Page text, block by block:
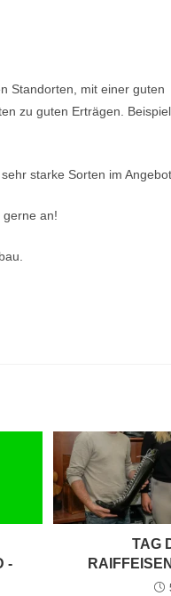
Standorten, mit einer guten
zu guten Erträgen.
starke Sorten im
gerne an!
-
TAG